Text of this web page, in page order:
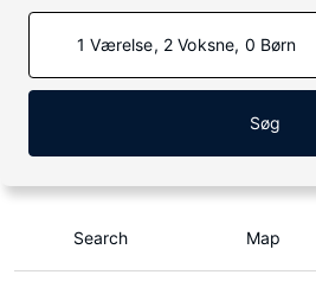
1 Værelse, 2 Voksne, 0 Børn
Søg
Search Map